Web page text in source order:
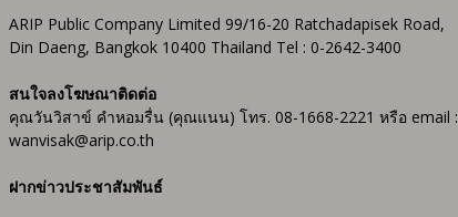
ARIP Public Company Limited 99/16-20 Ratchadapisek Road,
Din Daeng, Bangkok 10400 Thailand Tel : 0-2642-3400
สนใจลงโฆษณาติดต่อ
คุณวันวิสาข์ คำหอมรื่น (คุณแนน) โทร. 08-1668-2221 หรือ email :
wanvisak@arip.co.th
ฝากข่าวประชาสัมพันธ์